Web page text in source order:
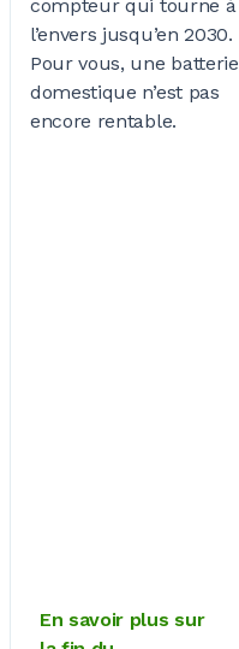
compteur qui tourne à
l’envers jusqu’en 2030.
Pour vous, une batterie
domestique n’est pas
encore rentable.
En savoir plus sur